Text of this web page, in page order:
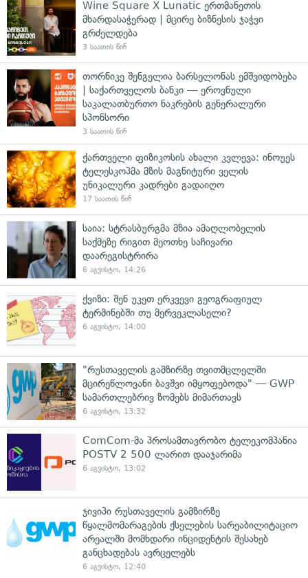
Wine Square X Lunatic ერთმანეთის
მხარდასაჭერად | მცირე ბიზნესის ჯაჭვი
გრძელდება
3 საათის წინ
თორნიკე შენგელია ბარსელონას ემშვიდობება
| საქართველოს ბანკი — ეროვნული
საკალათბურთო ნაკრების გენერალური
სპონსორი
3 საათის წინ
ქართველი ფიზიკოსის ახალი კვლევა: ინოუეს
ტელესკოპმა მზის მაგნიტური ველის
უნიკალური კადრები გადაიღო
17 საათის წინ
საია: სტრასბურგმა მზია ამაღლობელის
საქმეზე რიგით მეოთხე საჩივარი
დაარეგისტრირა
6 აგვისტო, 14:26
ქვიზი: შენ უკეთ ერკვევი გეოგრაფიულ
ტერმინებში თუ მერვეკლასელი?
6 აგვისტო, 14:00
"რუსთაველის გამზირზე თვითმცლელში
მცირეწლოვანი ბავშვი იმყოფებოდა" — GWP
სამართლებრივ ზომებს მიმართავს
6 აგვისტო, 13:32
ComCom-მა პროსამთავრობო ტელეკომპანია
POSTV 2 500 ლარით დააჯარიმა
6 აგვისტო, 13:02
ჯივიპი რუსთაველის გამზირზე
წყალმომარაგების ქსელების სარეაბილიტაციო
არეალში მომხდარი ინციდენტის შესახებ
განცხადებას ავრცელებს
6 აგვისტო, 12:40